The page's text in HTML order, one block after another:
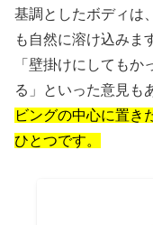
基調としたボディは
も自然に溶け込みま
「壁掛けにしてもか
る」といった意見も
ビングの中心に置き
ひとつです。